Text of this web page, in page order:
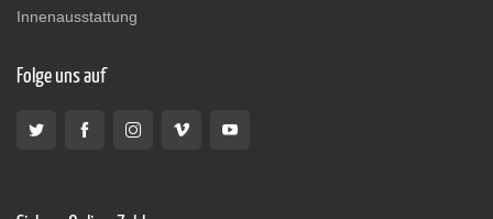
Innenausstattung
Folge uns auf